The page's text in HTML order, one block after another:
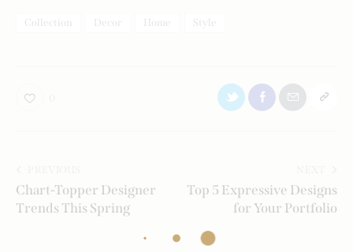
Collection Decor Home Style
Chart-Topper Designer
Trends This Spring
Top 5 Expressive Designs
for Your Portfolio